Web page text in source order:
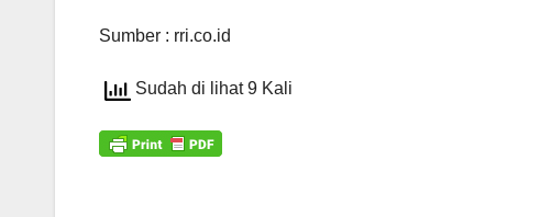
Sumber : rri.co.id
Sudah di lihat 9 Kali